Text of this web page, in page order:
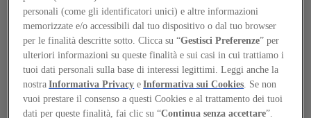
Tags
#birkhauserverlag
#birkhauserverlag
Reviews
personali (come gli identificatori unici) e altre informazioni
memorizzate e/o accessibili dal tuo dispositivo o dal tuo browser
per le finalità descritte sotto. Clicca su “Gestisci Preferenze” per
ulteriori informazioni su queste finalità e sui casi in cui trattiamo i
tuoi dati personali sulla base di interessi legittimi. Leggi anche la
nostraInformativa Privacy eInformativa sui Cookies. Se non
vuoi prestare il consenso a questi Cookies e al trattamento dei tuoi
dati per queste finalità, fai clic su “Continua senza accettare”.